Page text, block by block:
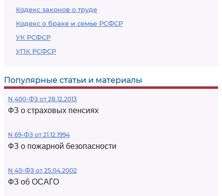
Кодекс законов о труде
Кодекс о браке и семье РСФСР
УК РСФСР
УПК РСФСР
Популярные статьи и материалы
N 400-ФЗ от 28.12.2013
ФЗ о страховых пенсиях
N 69-ФЗ от 21.12.1994
ФЗ о пожарной безопасности
N 40-ФЗ от 25.04.2002
ФЗ об ОСАГО